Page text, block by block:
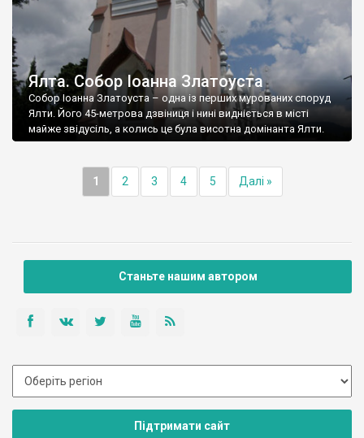
Ялта. Собор Іоанна Златоуста
Собор Іоанна Златоуста – одна із перших мурованих споруд
Ялти. Його 45-метрова дзвіниця і нині видніється в місті
майже звідусіль, а колись це була висотна домінанта Ялти.
1 2 3 4 5 Далі »
Станьте нашим автором
Підтримати сайт